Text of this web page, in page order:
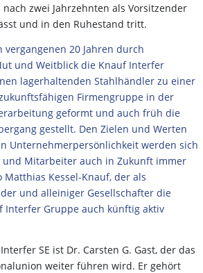
zwei Jahrzehnten als Vorsitzender
und in den Ruhestand tritt.
vergangenen 20 Jahren durch
und Weitblick die Knauf Interfer
lagerhaltenden Stahlhändler zu einer
Firmengruppe in der
geformt und auch früh die
gestellt. Den Zielen und Werten
Unternehmerpersönlichkeit werden sich
und Mitarbeiter auch in Zukunft immer
Kessel-Knauf, der als
und alleiniger Gesellschafter die
Interfer Gruppe auch künftig aktiv
SE ist Dr. Carsten G. Gast, der das
weiter führen wird. Er gehört